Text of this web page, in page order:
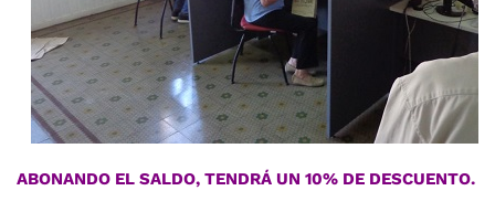
ABONANDO EL SALDO, TENDRÁ UN 10% DE DESCUENTO.